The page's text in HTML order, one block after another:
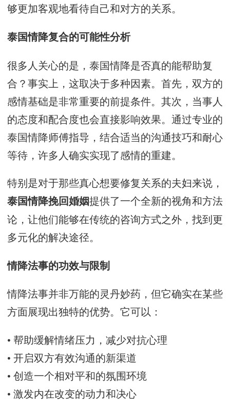
够更加客观地看待自己和对方的关系。
泰国情降复合的可能性分析
很多人关心的是，泰国情降是否真的能帮助复
合？事实上，这取决于多种因素。首先，双方的
感情基础是非常重要的前提条件。其次，当事人
的态度和配合度也会直接影响效果。通过专业的
泰国情降师傅指导，结合适当的沟通技巧和耐心
等待，许多人确实实现了感情的重建。
特别是对于那些真心想要修复关系的夫妇来说，
泰国情降挽回婚姻提供了一个全新的视角和方法
论，让他们能够在传统的咨询方式之外，找到更
多元化的解决途径。
情降法事的功效与限制
情降法事并非万能的灵丹妙药，但它确实在某些
方面展现出独特的优势。它可以：
• 帮助缓解情绪压力，减少对抗心理
• 开启双方有效沟通的新渠道
• 创造一个相对平和的氛围环境
• 激发内在改变的动力和决心